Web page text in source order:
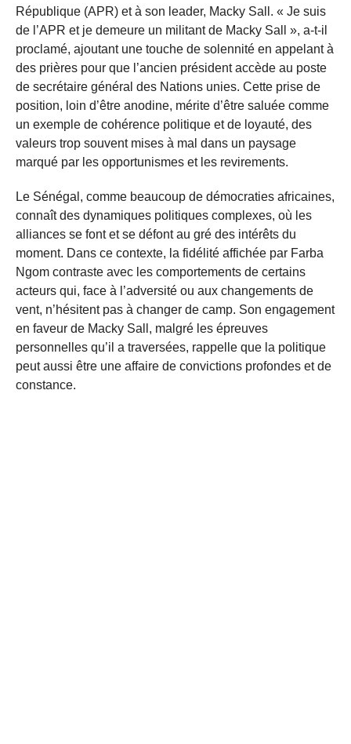
République (APR) et à son leader, Macky Sall. « Je suis
de l’APR et je demeure un militant de Macky Sall », a-t-il
proclamé, ajoutant une touche de solennité en appelant à
des prières pour que l’ancien président accède au poste
de secrétaire général des Nations unies. Cette prise de
position, loin d’être anodine, mérite d’être saluée comme
un exemple de cohérence politique et de loyauté, des
valeurs trop souvent mises à mal dans un paysage
marqué par les opportunismes et les revirements.
Le Sénégal, comme beaucoup de démocraties africaines,
connaît des dynamiques politiques complexes, où les
alliances se font et se défont au gré des intérêts du
moment. Dans ce contexte, la fidélité affichée par Farba
Ngom contraste avec les comportements de certains
acteurs qui, face à l’adversité ou aux changements de
vent, n’hésitent pas à changer de camp. Son engagement
en faveur de Macky Sall, malgré les épreuves
personnelles qu’il a traversées, rappelle que la politique
peut aussi être une affaire de convictions profondes et de
constance.